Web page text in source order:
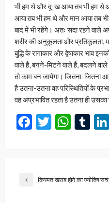
भी हम थे और दुःख आया तब भी हम थे
आया तब भी हम थे और मान आया तब
बाद में भी रहेंगे। अतः सदा रहने वाले
शरीर की अनुकूलता और प्रतिकूलता,
बुद्धि के रागाकार और द्वेषाकार भाव
वाले हैं, बनने-मिटने वाले हैं, बदलने
तो काम बन जायेगा। जितना-जितना
है उतना-उतना वह परिस्थितियों के
वह अप्रभावित रहता है उतना ही
Facebook
Twitter
किस्मत खराब होने का ज्योतिष